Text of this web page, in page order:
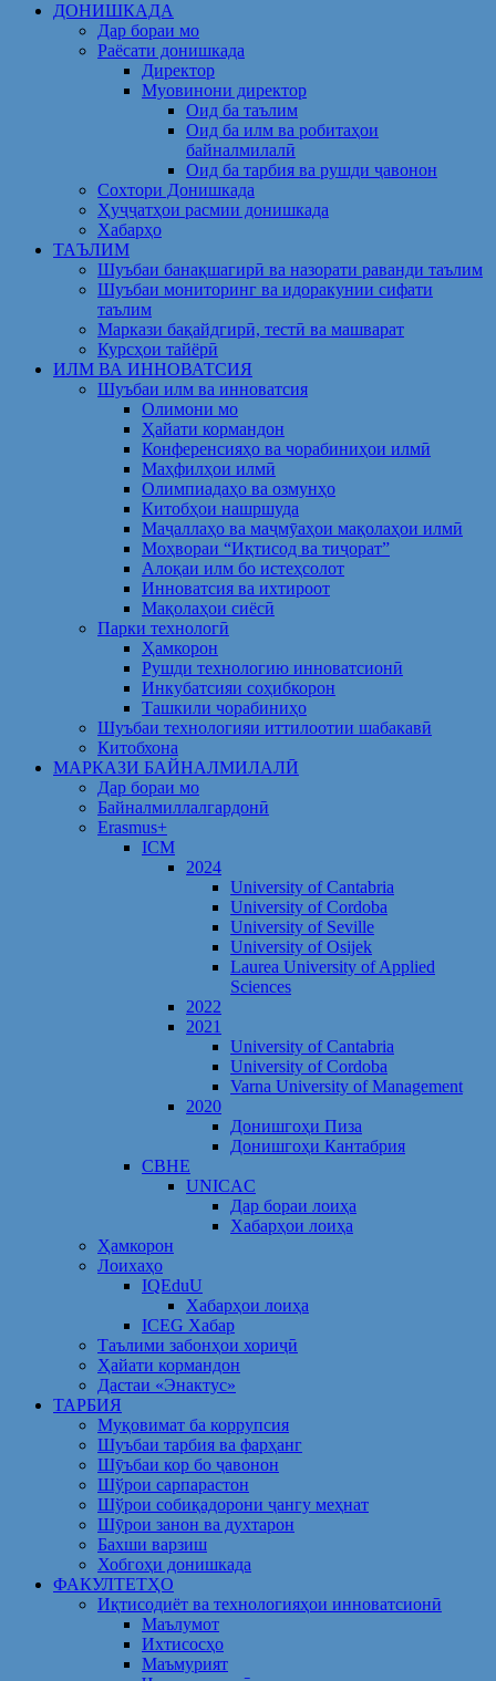
ДОНИШКАДА
Дар бораи мо
Раёсати донишкада
Директор
Муовинони директор
Оид ба таълим
Оид ба илм ва робитаҳои
байналмилалӣ
Оид ба тарбия ва рушди ҷавонон
Сохтори Донишкада
Ҳуҷҷатҳои расмии донишкада
Хабарҳо
ТАЪЛИМ
Шуъбаи банақшагирӣ ва назорати раванди таълим
Шуъбаи мониторинг ва идоракунии сифати
таълим
Маркази бақайдгирӣ, тестӣ ва машварат
Курсҳои тайёрӣ
ИЛМ ВА ИННОВАТСИЯ
Шуъбаи илм ва инноватсия
Олимони мо
Ҳайати кормандон
Конференсияҳо ва чорабиниҳои илмӣ
Маҳфилҳои илмӣ
Олимпиадаҳо ва озмунҳо
Китобҳои нашршуда
Маҷаллаҳо ва маҷмӯаҳои мақолаҳои илмӣ
Моҳвораи “Иқтисод ва тиҷорат”
Алоқаи илм бо истеҳсолот
Инноватсия ва ихтироот
Мақолаҳои сиёсӣ
Парки технологӣ
Ҳамкорон
Рушди технологию инноватсионӣ
Инкубатсияи соҳибкорон
Ташкили чорабиниҳо
Шуъбаи технологияи иттилоотии шабакавӣ
Китобхона
МАРКАЗИ БАЙНАЛМИЛАЛӢ
Дар бораи мо
Байналмиллалгардонӣ
Erasmus+
ICM
2024
University of Cantabria
University of Cordoba
University of Seville
University of Osijek
Laurea University of Applied
Sciences
2022
2021
University of Cantabria
University of Cordoba
Varna University of Management
2020
Донишгоҳи Пиза
Донишгоҳи Кантабрия
CBHE
UNICAC
Дар бораи лоиҳа
Хабарҳои лоиҳа
Ҳамкорон
Лоихаҳо
IQEduU
Хабарҳои лоиҳа
ICEG Хабар
Таълими забонҳои хориҷӣ
Ҳайати кормандон
Дастаи «Энактус»
ТАРБИЯ
Муқовимат ба коррупсия
Шуъбаи тарбия ва фарҳанг
Шӯъбаи кор бо ҷавонон
Шўрои сарпарастон
Шўрои собиқадорони ҷангу меҳнат
Шӯрои занон ва духтарон
Бахши варзиш
Хобгоҳи донишкада
ФАКУЛТЕТҲО
Иқтисодиёт ва технологияҳои инноватсионӣ
Маълумот
Ихтисосҳо
Маъмурият